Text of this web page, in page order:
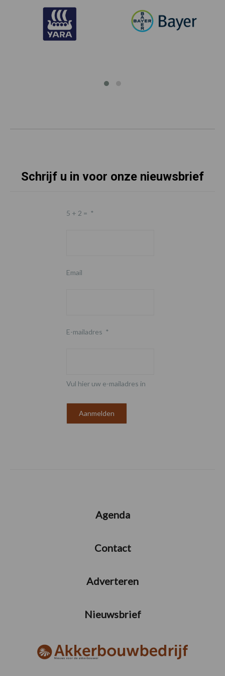
Schrijf u in voor onze nieuwsbrief
5 + 2 = *
Email
E-mailadres *
Vul hier uw e-mailadres in
Agenda
Contact
Adverteren
Nieuwsbrief